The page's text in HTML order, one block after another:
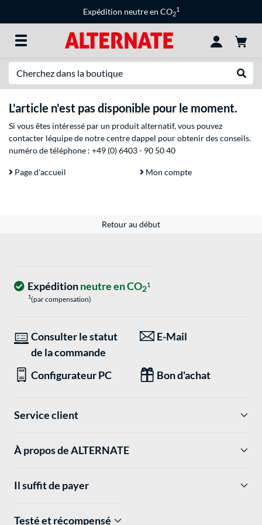
Expédition neutre en CO2
1
L'article n'est pas disponible pour le moment.
Si vous êtes intéressé par un produit alternatif, vous pouvez
contacter léquipe de notre centre dappel pour obtenir des conseils.
numéro de téléphone : +49 (0) 6403 - 90 50 40
Page d'accueil Mon compte
Retour au début
Expéditionneutre en CO21
1(par compensation)
Consulter le statut
de la commande
E-Mail
Configurateur PC Bon d'achat
Service client
À propos de ALTERNATE
Il suffit de payer
Testé et récompensé